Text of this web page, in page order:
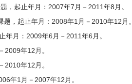
，起止年月：2007年7月－2011年8月。
，起止年月：2008年1月－2010年12月。
年月：2009年6月－2011年6月。
年12月。
年12月。
年1月－2007年12月。